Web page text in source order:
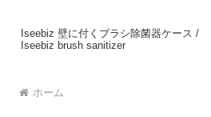
Iseebiz 壁に付くブラシ除菌器ケース /
Iseebiz brush sanitizer
ホーム